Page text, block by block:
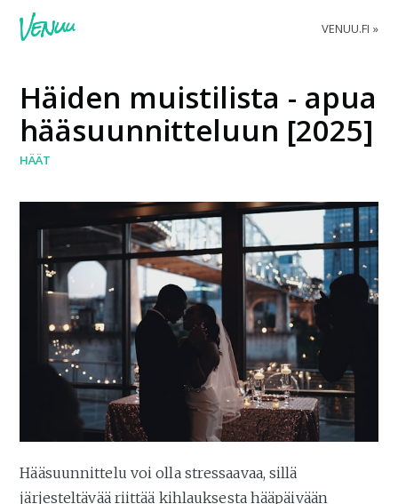
VENUU.FI
Häiden muistilista - apua
hääsuunnitteluun [2025]
HÄÄT
Hääsuunnittelu voi olla stressaavaa, sillä
järjesteltävää riittää kihlauksesta hääpäivään